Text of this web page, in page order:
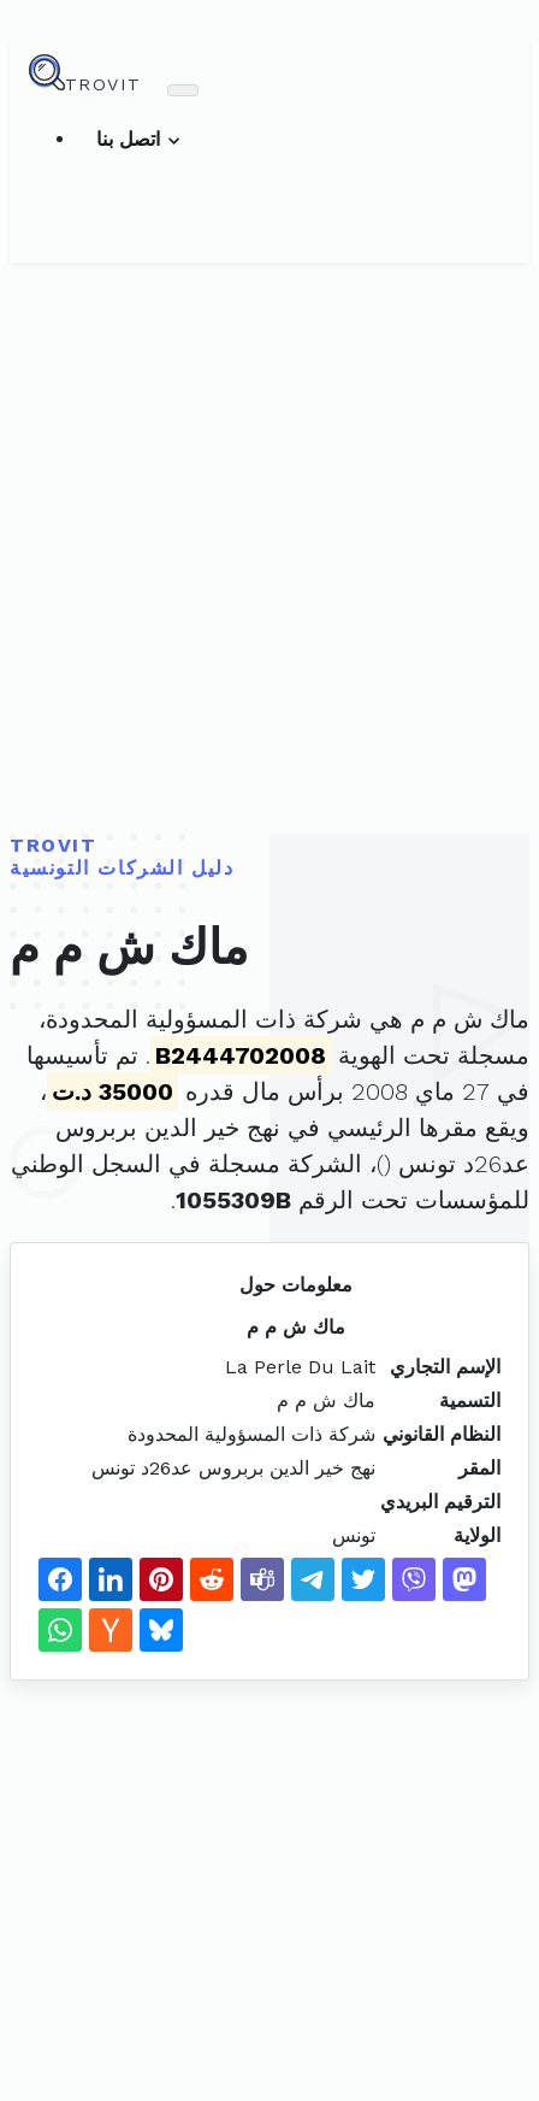
TROVIT
TROVIT
دليل الشركات التونسية
ماك ش م م
ماك ش م م هي شركة ذات المسؤولية المحدودة،
مسجلة تحت الهوية B2444702008 . تم تأسيسها
في 27 ماي 2008 برأس مال قدره
35000 د.ت
،
ويقع مقرها الرئيسي في نهج خير الدين بربروس
عد26د تونس (
)، الشركة مسجلة في السجل الوطني
للمؤسسات تحت الرقم 1055309B
.
معلومات حول
ماك ش م م
الإسم التجاري
La Perle Du Lait
التسمية
ماك ش م م
النظام القانوني شركة ذات المسؤولية المحدودة
المقر
نهج خير الدين بربروس عد26د تونس
الترقيم البريدي
الولاية
تونس